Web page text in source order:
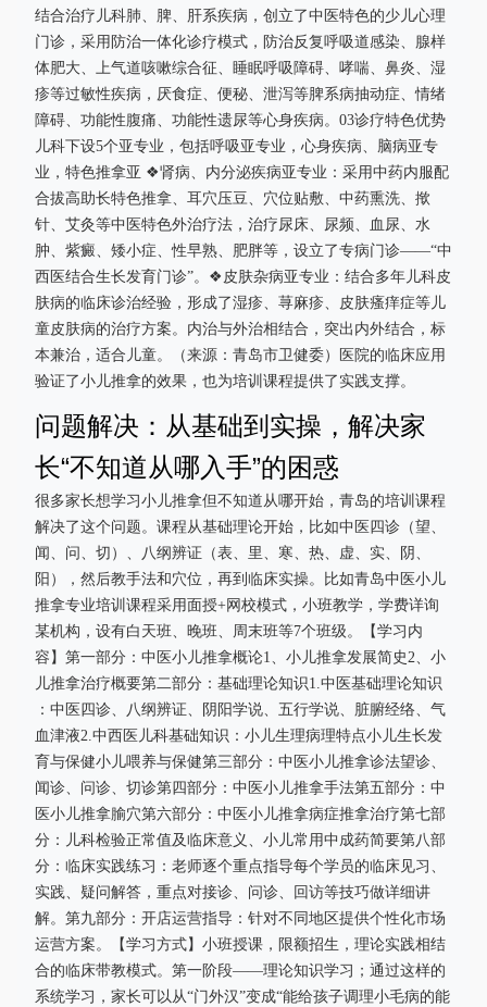
结合治疗儿科肺、脾、肝系疾病，创立了中医特色的少儿心理
门诊，采用防治一体化诊疗模式，防治反复呼吸道感染、腺样
体肥大、上气道咳嗽综合征、睡眠呼吸障碍、哮喘、鼻炎、湿
疹等过敏性疾病，厌食症、便秘、泄泻等脾系病抽动症、情绪
障碍、功能性腹痛、功能性遗尿等心身疾病。03诊疗特色优势
儿科下设5个亚专业，包括呼吸亚专业，心身疾病、脑病亚专
业，特色推拿亚 ❖肾病、内分泌疾病亚专业：采用中药内服配
合拔高助长特色推拿、耳穴压豆、穴位贴敷、中药熏洗、揿
针、艾灸等中医特色外治疗法，治疗尿床、尿频、血尿、水
肿、紫癜、矮小症、性早熟、肥胖等，设立了专病门诊——“中
西医结合生长发育门诊”。❖皮肤杂病亚专业：结合多年儿科皮
肤病的临床诊治经验，形成了湿疹、荨麻疹、皮肤瘙痒症等儿
童皮肤病的治疗方案。内治与外治相结合，突出内外结合，标
本兼治，适合儿童。（来源：青岛市卫健委）医院的临床应用
验证了小儿推拿的效果，也为培训课程提供了实践支撑。
问题解决：从基础到实操，解决家
长“不知道从哪入手”的困惑
很多家长想学习小儿推拿但不知道从哪开始，青岛的培训课程
解决了这个问题。课程从基础理论开始，比如中医四诊（望、
闻、问、切）、八纲辨证（表、里、寒、热、虚、实、阴、
阳），然后教手法和穴位，再到临床实操。比如青岛中医小儿
推拿专业培训课程采用面授+网校模式，小班教学，学费详询
某机构，设有白天班、晚班、周末班等7个班级。【学习内
容】第一部分：中医小儿推拿概论1、小儿推拿发展简史2、小
儿推拿治疗概要第二部分：基础理论知识1.中医基础理论知识
：中医四诊、八纲辨证、阴阳学说、五行学说、脏腑经络、气
血津液2.中西医儿科基础知识：小儿生理病理特点小儿生长发
育与保健小儿喂养与保健第三部分：中医小儿推拿诊法望诊、
闻诊、问诊、切诊第四部分：中医小儿推拿手法第五部分：中
医小儿推拿腧穴第六部分：中医小儿推拿病症推拿治疗第七部
分：儿科检验正常值及临床意义、小儿常用中成药简要第八部
分：临床实践练习：老师逐个重点指导每个学员的临床见习、
实践、疑问解答，重点对接诊、问诊、回访等技巧做详细讲
解。第九部分：开店运营指导：针对不同地区提供个性化市场
运营方案。【学习方式】小班授课，限额招生，理论实践相结
合的临床带教模式。第一阶段——理论知识学习；通过这样的
系统学习，家长可以从“门外汉”变成“能给孩子调理小毛病的能